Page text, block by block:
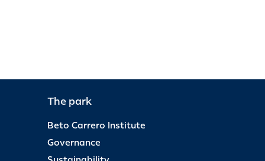
The park
Beto Carrero Institute
Governance